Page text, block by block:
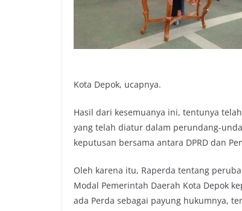
Kota Depok, ucapnya.
Hasil dari kesemuanya ini, tentunya
yang telah diatur dalam perundang-
keputusan bersama antara DPRD dan
Oleh karena itu, Raperda tentang
Modal Pemerintah Daerah Kota Depok
ada Perda sebagai payung hukumnya,